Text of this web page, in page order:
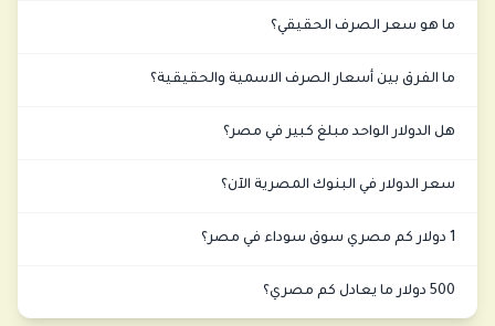
ما هو سعر الصرف الحقيقي؟
ما الفرق بين أسعار الصرف الاسمية والحقيقية؟
هل الدولار الواحد مبلغ كبير في مصر؟
سعر الدولار في البنوك المصرية الآن؟
1 دولار كم مصري سوق سوداء في مصر؟
500 دولار ما يعادل كم مصري؟